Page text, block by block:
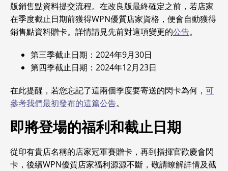
版銷售點資料提交流程。在改良版最終確定之前，若店家
在季度截止日期前獲得WPN優質店家資格，便會自動獲得
銷售點資料贈卡。詳情請見先前對這項變更的公告。
第三季截止日期：2024年9月30日
第四季截止日期：2024年12月23日
在此提醒，若您忘記了這兩個季度要寄送的閃卡為何， 可
參考我們最初發布的這篇公告。
即將登場的福利和截止日期
從印有貴店名稱的店家冠軍賽贈卡，再到指揮官歡慶會閃
卡，後續WPN優質店家福利源源不斷，敬請瞭解詳情及截